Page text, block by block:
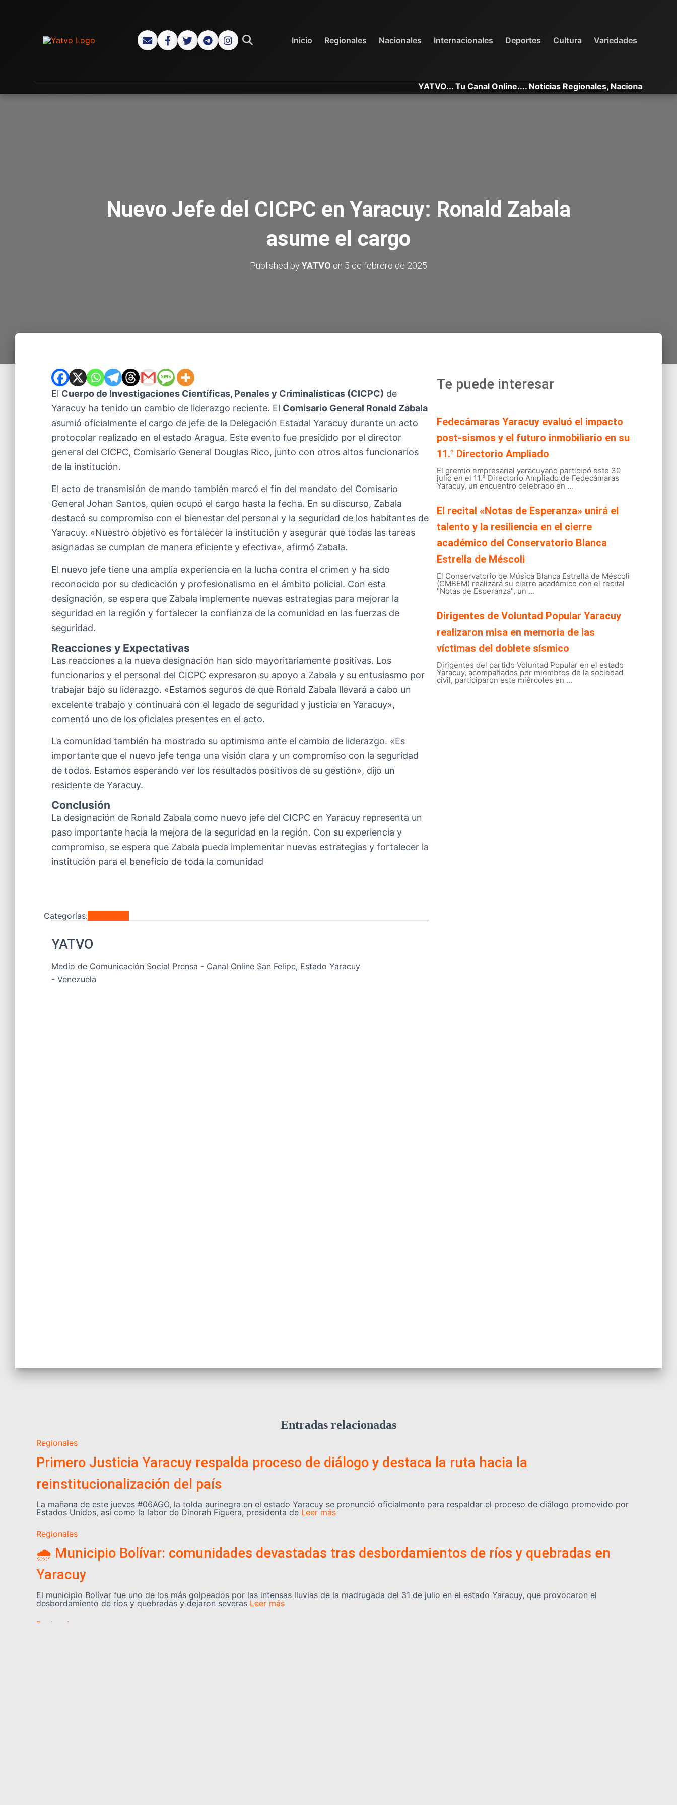
Inicio Regionales Nacionales Internacionales Deportes Cultura Variedades
YATVO... Tu Canal Online.... Noticias Regionales, Nacionales e
Nuevo Jefe del CICPC en Yaracuy: Ronald Zabala
asume el cargo
Published by YATVO on 5 de febrero de 2025
El Cuerpo de Investigaciones Científicas, Penales y Criminalísticas (CICPC) de
Yaracuy ha tenido un cambio de liderazgo reciente. El Comisario General Ronald Zabala
asumió oficialmente el cargo de jefe de la Delegación Estadal Yaracuy durante un acto
protocolar realizado en el estado Aragua. Este evento fue presidido por el director
general del CICPC, Comisario General Douglas Rico, junto con otros altos funcionarios
de la institución.
El acto de transmisión de mando también marcó el fin del mandato del Comisario
General Johan Santos, quien ocupó el cargo hasta la fecha. En su discurso, Zabala
destacó su compromiso con el bienestar del personal y la seguridad de los habitantes de
Yaracuy. «Nuestro objetivo es fortalecer la institución y asegurar que todas las tareas
asignadas se cumplan de manera eficiente y efectiva», afirmó Zabala.
El nuevo jefe tiene una amplia experiencia en la lucha contra el crimen y ha sido
reconocido por su dedicación y profesionalismo en el ámbito policial. Con esta
designación, se espera que Zabala implemente nuevas estrategias para mejorar la
seguridad en la región y fortalecer la confianza de la comunidad en las fuerzas de
seguridad.
Reacciones y Expectativas
Las reacciones a la nueva designación han sido mayoritariamente positivas. Los
funcionarios y el personal del CICPC expresaron su apoyo a Zabala y su entusiasmo por
trabajar bajo su liderazgo. «Estamos seguros de que Ronald Zabala llevará a cabo un
excelente trabajo y continuará con el legado de seguridad y justicia en Yaracuy»,
comentó uno de los oficiales presentes en el acto.
La comunidad también ha mostrado su optimismo ante el cambio de liderazgo. «Es
importante que el nuevo jefe tenga una visión clara y un compromiso con la seguridad
de todos. Estamos esperando ver los resultados positivos de su gestión», dijo un
residente de Yaracuy.
Conclusión
La designación de Ronald Zabala como nuevo jefe del CICPC en Yaracuy representa un
paso importante hacia la mejora de la seguridad en la región. Con su experiencia y
compromiso, se espera que Zabala pueda implementar nuevas estrategias y fortalecer la
institución para el beneficio de toda la comunidad
Categorías:
YATVO
Medio de Comunicación Social Prensa - Canal Online San Felipe, Estado Yaracuy
- Venezuela
Te puede interesar
Fedecámaras Yaracuy evaluó el impacto
post-sismos y el futuro inmobiliario en su
11.° Directorio Ampliado
El gremio empresarial yaracuyano participó este 30
julio en el 11.° Directorio Ampliado de Fedecámaras
Yaracuy, un encuentro celebrado en ...
El recital «Notas de Esperanza» unirá el
talento y la resiliencia en el cierre
académico del Conservatorio Blanca
Estrella de Méscoli
El Conservatorio de Música Blanca Estrella de Méscoli
(CMBEM) realizará su cierre académico con el recital
"Notas de Esperanza", un ...
Dirigentes de Voluntad Popular Yaracuy
realizaron misa en memoria de las
víctimas del doblete sísmico
Dirigentes del partido Voluntad Popular en el estado
Yaracuy, acompañados por miembros de la sociedad
civil, participaron este miércoles en ...
Entradas relacionadas
Regionales
Primero Justicia Yaracuy respalda proceso de diálogo y destaca la ruta hacia la
reinstitucionalización del país
La mañana de este jueves #06AGO, la tolda aurinegra en el estado Yaracuy se pronunció oficialmente para respaldar el proceso de diálogo promovido por
Estados Unidos, así como la labor de Dinorah Figuera, presidenta de Leer más
Regionales
🌧️ Municipio Bolívar: comunidades devastadas tras desbordamientos de ríos y quebradas en
Yaracuy
El municipio Bolívar fue uno de los más golpeados por las intensas lluvias de la madrugada del 31 de julio en el estado Yaracuy, que provocaron el
desbordamiento de ríos y quebradas y dejaron severas Leer más
Regionales